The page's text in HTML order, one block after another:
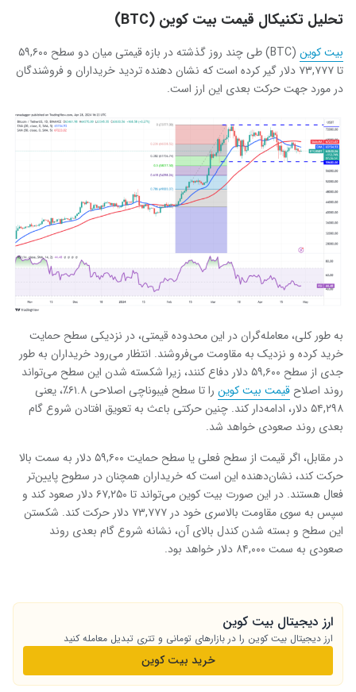
تحلیل تکنیکال قیمت بیت کوین (BTC)
بیت کوین
(BTC) طی چند روز گذشته در بازه قیمتی میان دو سطح ۵۹,۶۰۰
تا ۷۳,۷۷۷ دلار گیر کرده است که نشان دهنده تردید خریداران و فروشندگان
در مورد جهت حرکت بعدی این ارز است.
به طور کلی، معامله‌گران در این محدوده قیمتی، در نزدیکی سطح حمایت
خرید کرده و نزدیک به مقاومت می‌فروشند. انتظار می‌رود خریداران به طور
جدی از سطح ۵۹,۶۰۰ دلار دفاع کنند، زیرا شکسته شدن این سطح می‌تواند
روند اصلاحقیمت بیت کوین
را تا سطح فیبوناچی اصلاحی ۶۱.۸٪، یعنی
۵۴,۲۹۸ دلار، ادامه‌دار کند. چنین حرکتی باعث به تعویق افتادن شروع گام
بعدی روند صعودی خواهد شد.
در مقابل، اگر قیمت از سطح فعلی یا سطح حمایت ۵۹,۶۰۰ دلار به سمت بالا
حرکت کند، نشان‌دهنده این است که خریداران همچنان در سطوح پایین‌تر
فعال هستند. در این صورت بیت‌ کوین می‌تواند تا ۶۷,۲۵۰ دلار صعود کند و
سپس به سوی مقاومت بالاسری خود در ۷۳,۷۷۷ دلار حرکت کند. شکستن
این سطح و بسته شدن کندل بالای آن، نشانه شروع گام بعدی روند
صعودی به سمت ۸۴,۰۰۰ دلار خواهد بود.
ارز دیجیتال بیت کوین
ارز دیجیتال بیت کوین را در بازارهای تومانی و تتری تبدیل معامله کنید
خرید بیت کوین